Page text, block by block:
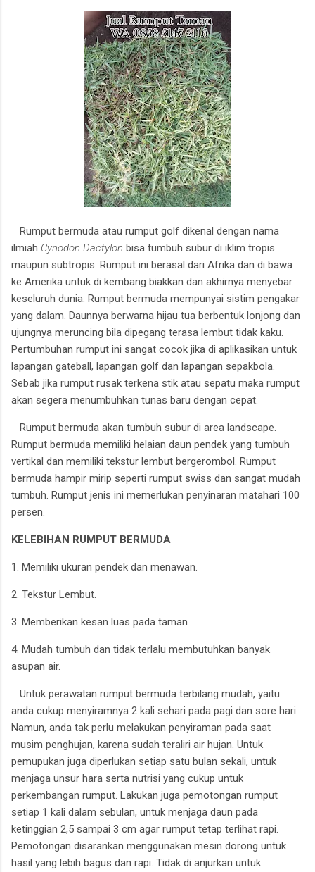
Rumput bermuda atau rumput golf dikenal dengan nama
ilmiah Cynodon Dactylon bisa tumbuh subur di iklim tropis
maupun subtropis. Rumput ini berasal dari Afrika dan di bawa
ke Amerika untuk di kembang biakkan dan akhirnya menyebar
keseluruh dunia. Rumput bermuda mempunyai sistim pengakar
yang dalam. Daunnya berwarna hijau tua berbentuk lonjong dan
ujungnya meruncing bila dipegang terasa lembut tidak kaku.
Pertumbuhan rumput ini sangat cocok jika di aplikasikan untuk
lapangan gateball, lapangan golf dan lapangan sepakbola.
Sebab jika rumput rusak terkena stik atau sepatu maka rumput
akan segera menumbuhkan tunas baru dengan cepat.
Rumput bermuda akan tumbuh subur di area landscape.
Rumput bermuda memiliki helaian daun pendek yang tumbuh
vertikal dan memiliki tekstur lembut bergerombol. Rumput
bermuda hampir mirip seperti rumput swiss dan sangat mudah
tumbuh. Rumput jenis ini memerlukan penyinaran matahari 100
persen.
KELEBIHAN RUMPUT BERMUDA
1. Memiliki ukuran pendek dan menawan.
2. Tekstur Lembut.
3. Memberikan kesan luas pada taman
4. Mudah tumbuh dan tidak terlalu membutuhkan banyak
asupan air.
Untuk perawatan rumput bermuda terbilang mudah, yaitu
anda cukup menyiramnya 2 kali sehari pada pagi dan sore hari.
Namun, anda tak perlu melakukan penyiraman pada saat
musim penghujan, karena sudah teraliri air hujan. Untuk
pemupukan juga diperlukan setiap satu bulan sekali, untuk
menjaga unsur hara serta nutrisi yang cukup untuk
perkembangan rumput. Lakukan juga pemotongan rumput
setiap 1 kali dalam sebulan, untuk menjaga daun pada
ketinggian 2,5 sampai 3 cm agar rumput tetap terlihat rapi.
Pemotongan disarankan menggunakan mesin dorong untuk
hasil yang lebih bagus dan rapi. Tidak di anjurkan untuk